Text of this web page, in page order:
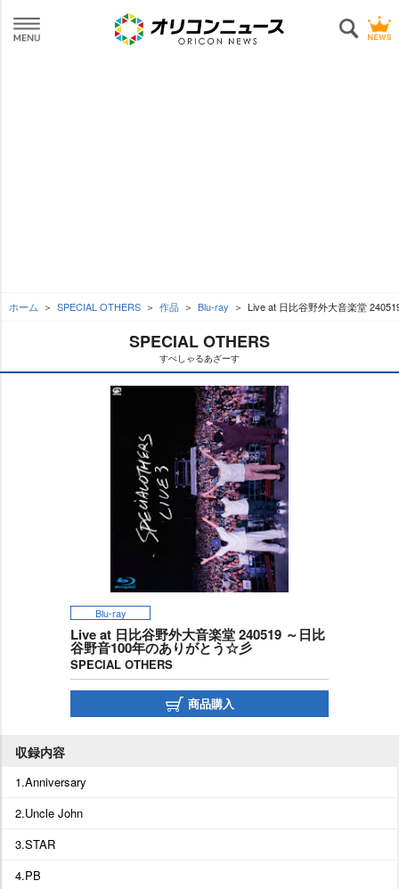
ホーム SPECIAL OTHERS 作品 Blu-ray Live at 日比谷野外大音楽堂
SPECIAL OTHERS
すぺしゃるあざーす
Blu-ray
Live at 日比谷野外大音楽堂 240519 ～日比
谷野音100年のありがとう☆彡
SPECIAL OTHERS
商品購入
収録内容
1.Anniversary
2.Uncle John
3.STAR
4.PB